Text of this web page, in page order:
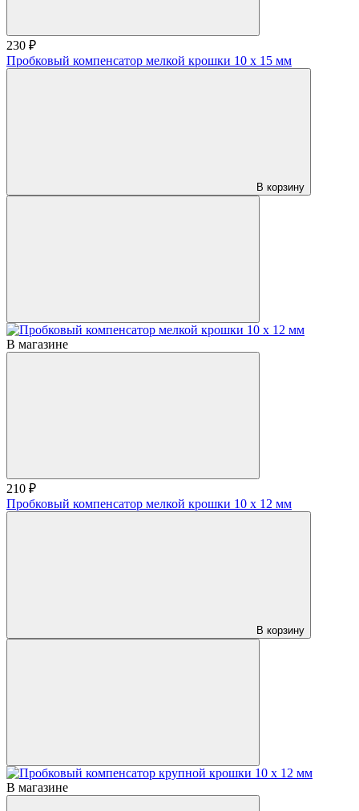
230 ₽
Пробковый компенсатор мелкой крошки 10 х 15 мм
В корзину
В магазине
210 ₽
Пробковый компенсатор мелкой крошки 10 х 12 мм
В корзину
В магазине